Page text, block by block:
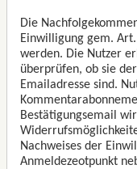
Die
Einwilligung gem.
werden. Die Nutzer
überprüfen, ob sie
Emailadresse sind.
Bestätigungsemail
Nachweises der
Anmeldezeotpunkt